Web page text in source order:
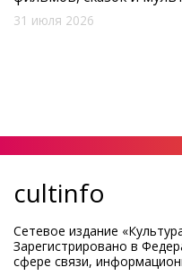
31 июля 2026
cultinfo
Сетевое издание
Зарегистрировано в
сфере связи,